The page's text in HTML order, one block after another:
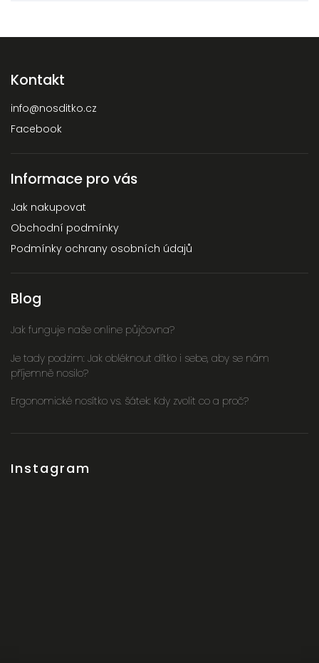
Kontakt
info@nosditko.cz
Facebook
Informace pro vás
Jak nakupovat
Obchodní podmínky
Podmínky ochrany osobních údajů
Blog
Jak funguje naše online půjčovna?
Je tady podzim: Jak obléknout dítko i sebe, aby se nám
příjemně nosilo?
Ergonomické nosítko vs. šátek: Kdy zvolit co a proč?
Instagram